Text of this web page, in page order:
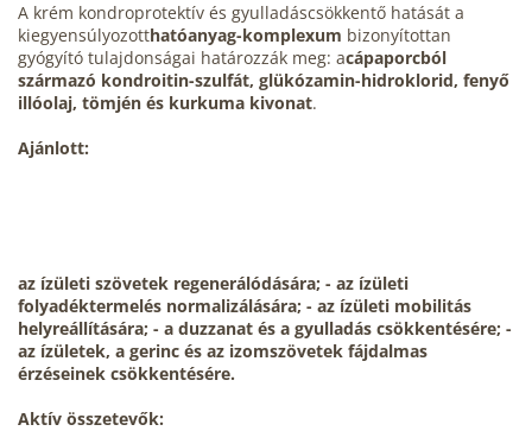
A krém kondroprotektív és gyulladáscsökkentő hatását a
kiegyensúlyozotthatóanyag-komplexum bizonyítottan
gyógyító tulajdonságai határozzák meg: acápaporcból
származó kondroitin-szulfát, glükózamin-hidroklorid, fenyő
illóolaj, tömjén és kurkuma kivonat.
Ajánlott:
az ízületi szövetek regenerálódására; - az ízületi
folyadéktermelés normalizálására; - az ízületi mobilitás
helyreállítására; - a duzzanat és a gyulladás csökkentésére; -
az ízületek, a gerinc és az izomszövetek fájdalmas
érzéseinek csökkentésére.
Aktív összetevők: